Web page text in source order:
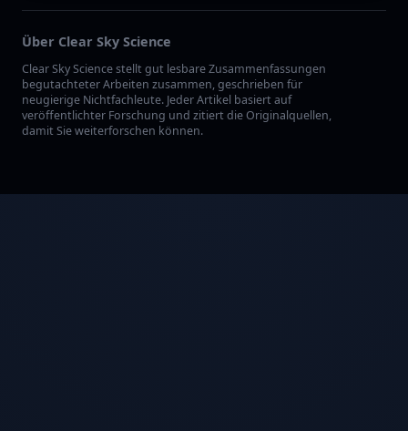
Über Clear Sky Science
Clear Sky Science stellt gut lesbare Zusammenfassungen
begutachteter Arbeiten zusammen, geschrieben für
neugierige Nichtfachleute. Jeder Artikel basiert auf
veröffentlichter Forschung und zitiert die Originalquellen,
damit Sie weiterforschen können.